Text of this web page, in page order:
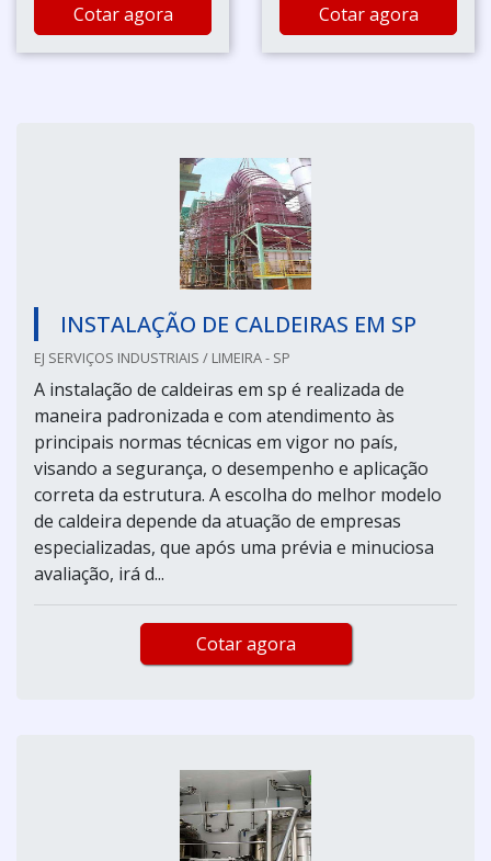
Cotar agora Cotar agora
INSTALAÇÃO DE CALDEIRAS EM SP
EJ SERVIÇOS INDUSTRIAIS / LIMEIRA - SP
A instalação de caldeiras em sp é realizada de
maneira padronizada e com atendimento às
principais normas técnicas em vigor no país,
visando a segurança, o desempenho e aplicação
correta da estrutura. A escolha do melhor modelo
de caldeira depende da atuação de empresas
especializadas, que após uma prévia e minuciosa
avaliação, irá d...
Cotar agora